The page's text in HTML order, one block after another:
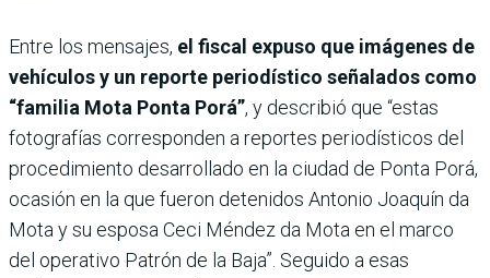
Entre los mensajes, el fiscal expuso que imágenes de
vehículos y un reporte periodístico señalados como
“familia Mota Ponta Porá”, y describió que “estas
fotografías corresponden a reportes periodísticos del
procedimiento desarrollado en la ciudad de Ponta Porá,
ocasión en la que fueron detenidos Antonio Joaquín da
Mota y su esposa Ceci Méndez da Mota en el marco
del operativo Patrón de la Baja”. Seguido a esas